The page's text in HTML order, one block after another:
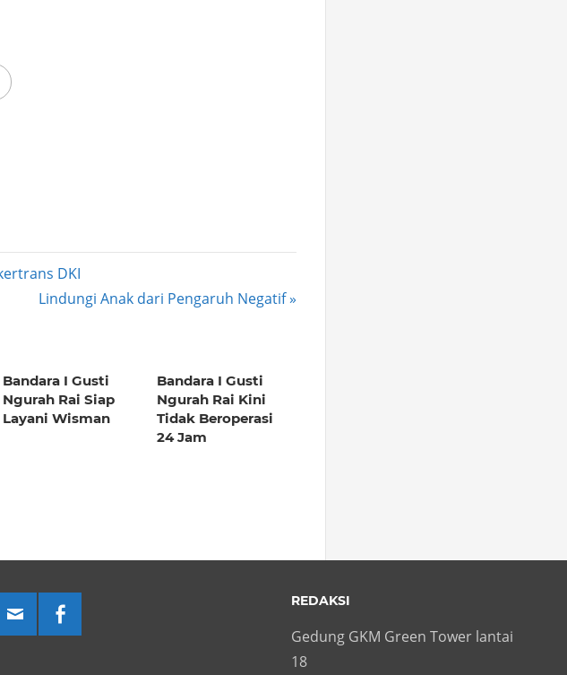
DKI
Next
Lindungi Anak dari Pengaruh Negatif
Bandara I Gusti
Ngurah Rai Siap
Layani Wisman
Bandara I Gusti
Ngurah Rai Kini
Tidak Beroperasi
24 Jam
REDAKSI
Gedung GKM Green Tower lantai
18